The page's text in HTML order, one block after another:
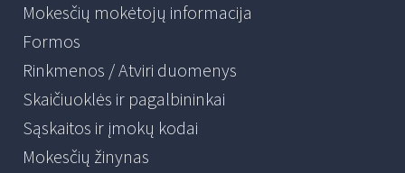
Mokesčių mokėtojų informacija
Formos
Rinkmenos / Atviri duomenys
Skaičiuoklės ir pagalbininkai
Sąskaitos ir įmokų kodai
Mokesčių žinynas